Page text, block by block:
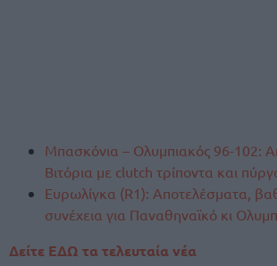
Μπασκόνια – Ολυμπιακός 96-102:
Βιτόρια με clutch τρίποντα και
Ευρωλίγκα (R1): Αποτελέσματα,
συνέχεια για Παναθηναϊκό κι
Δείτε ΕΔΩ τα τελευταία νέα